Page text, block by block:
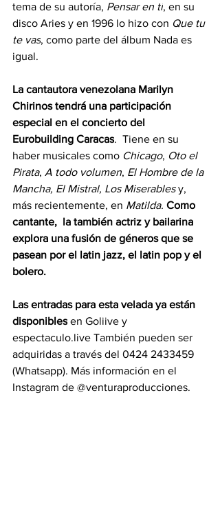
tema de su autoría, Pensar en tí, en su
disco Aries y en 1996 lo hizo con Que tu
te vas, como parte del álbum Nada es
igual.
La cantautora venezolana Marilyn
Chirinos tendrá una participación
especial en el concierto del
Eurobuilding Caracas.  Tiene en su
haber musicales como Chicago, Oto el
Pirata, A todo volumen, El Hombre de la
Mancha, El Mistral, Los Miserables y,
más recientemente, en Matilda. Como
cantante,  la también actriz y bailarina
explora una fusión de géneros que se
pasean por el latin jazz, el latin pop y el
bolero.
Las entradas para esta velada ya están
disponibles en Goliive y
espectaculo.live También pueden ser
adquiridas a través del 0424 2433459
(Whatsapp). Más información en el
Instagram de @venturaproducciones.